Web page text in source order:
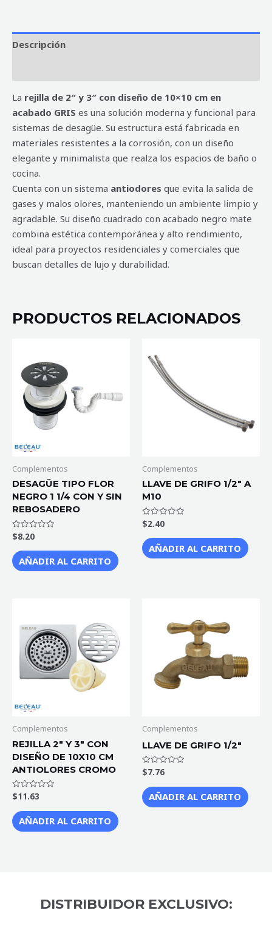
Descripción
La rejilla de 2″ y 3″ con diseño de 10×10 cm en
acabado GRIS es una solución moderna y funcional para
sistemas de desagüe. Su estructura está fabricada en
materiales resistentes a la corrosión, con un diseño
elegante y minimalista que realza los espacios de baño o
cocina.
Cuenta con un sistema antiodores que evita la salida de
gases y malos olores, manteniendo un ambiente limpio y
agradable. Su diseño cuadrado con acabado negro mate
combina estética contemporánea y alto rendimiento,
ideal para proyectos residenciales y comerciales que
buscan detalles de lujo y durabilidad.
PRODUCTOS RELACIONADOS
Complementos
DESAGÜE TIPO FLOR
NEGRO 1 1/4 CON Y SIN
REBOSADERO
Valorado
con
de
5
$8.20
AÑADIR AL CARRITO
Complementos
LLAVE DE GRIFO 1/2″ A
M10
Valorado
con
de
5
$2.40
AÑADIR AL CARRITO
Complementos
REJILLA 2″ Y 3″ CON
DISEÑO DE 10X10 CM
ANTIOLORES CROMO
Valorado
con
de
5
$11.63
AÑADIR AL CARRITO
Complementos
LLAVE DE GRIFO 1/2″
Valorado
con
de
5
$7.76
AÑADIR AL CARRITO
DISTRIBUIDOR EXCLUSIVO: